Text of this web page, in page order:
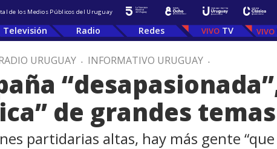
de los Medios Públicos del Uruguay
Televisión Radio Redes TV
URUGUAY . INFORMATIVO URUGUAY .
de grandes
partidarias altas, hay más gente